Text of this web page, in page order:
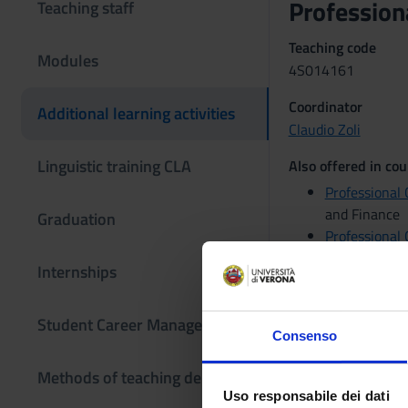
Consenso
Uso responsabile dei dati
Teaching staff
Modules
Additional learning activities
Linguistic training CLA
Graduation
Internships
Student Career Management
Methods of teaching delivery
Teaching code
4S014161
Coordinator
Claudio Zoli
Also offered in
and Finance
Professional
International
Professional
International